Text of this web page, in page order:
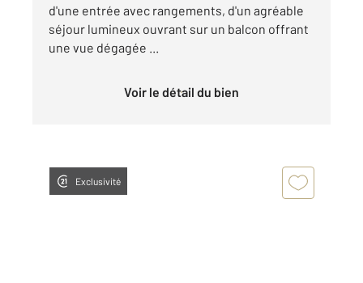
d'une entrée avec rangements, d'un agréable
séjour lumineux ouvrant sur un balcon offrant
une vue dégagée ...
Voir le détail du bien
Exclusivité